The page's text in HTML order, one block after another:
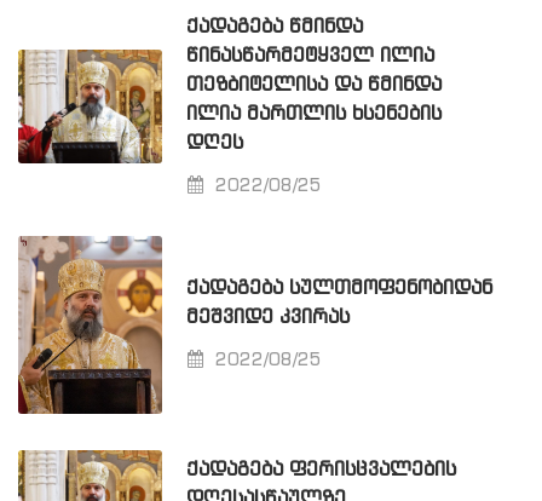
ᲥᲐᲓᲐᲒᲔᲑᲐ ᲬᲛᲘᲜᲓᲐ
ᲬᲘᲜᲐᲡᲬᲐᲠᲛᲔᲢᲧᲕᲔᲚ ᲘᲚᲘᲐ
ᲗᲔᲖᲑᲘᲢᲔᲚᲘᲡᲐ ᲓᲐ ᲬᲛᲘᲜᲓᲐ
ᲘᲚᲘᲐ ᲛᲐᲠᲗᲚᲘᲡ ᲮᲡᲔᲜᲔᲑᲘᲡ
ᲓᲦᲔᲡ
2022/08/25
ᲥᲐᲓᲐᲒᲔᲑᲐ ᲡᲣᲚᲗᲛᲝᲤᲔᲜᲝᲑᲘᲓᲐᲜ
ᲛᲔᲨᲕᲘᲓᲔ ᲙᲕᲘᲠᲐᲡ
2022/08/25
ᲥᲐᲓᲐᲒᲔᲑᲐ ᲤᲔᲠᲘᲡᲪᲕᲐᲚᲔᲑᲘᲡ